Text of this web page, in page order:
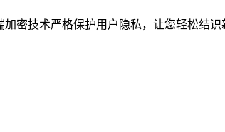
加密技术严格保护用户隐私，让您轻松结